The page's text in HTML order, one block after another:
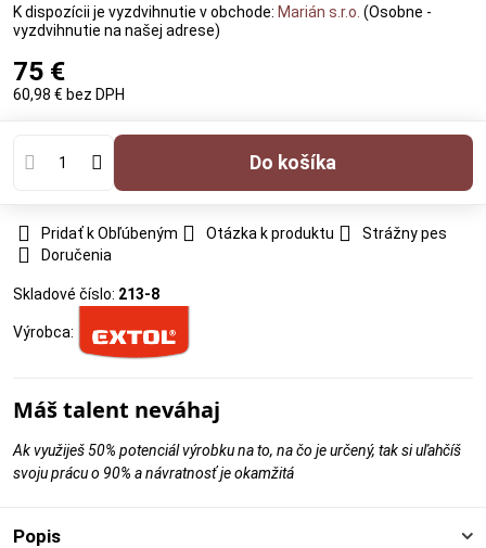
Marián s.r.o. (Osobne -
vyzdvihnutie na našej adrese)
75 €
60,98 € bez DPH
Do košíka
Pridať k Obľúbeným Otázka k produktu
Strážny pes
Doručenia
Skladové číslo: 213-8
Výrobca:
Máš talent neváhaj
Ak využiješ 50% potenciál výrobku na to, na čo je určený, tak si uľahčíš
svoju prácu o 90% a návratnosť je okamžitá
Popis